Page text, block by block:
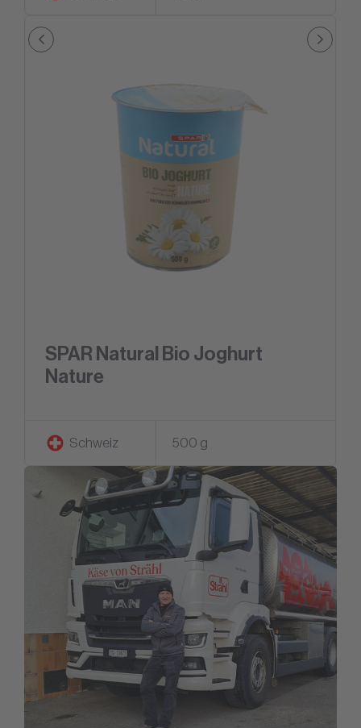
SPAR Natural Bio Joghurt
Nature
Schweiz 500 g